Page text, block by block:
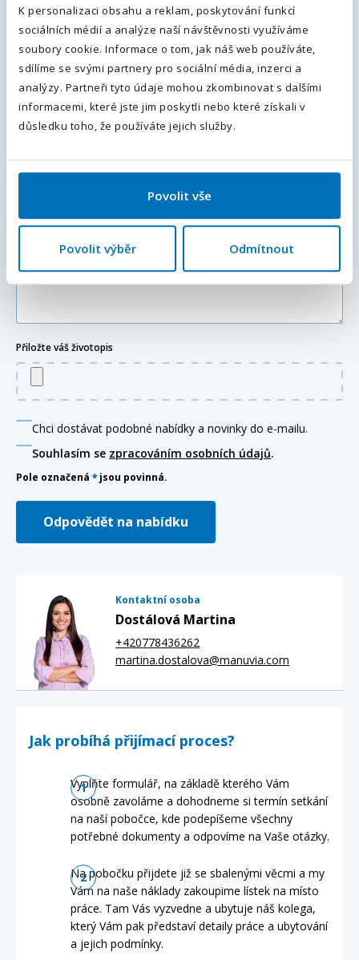
K personalizaci obsahu a reklam, poskytování funkcí
sociálních médií a analýze naší návštěvnosti využíváme
soubory cookie. Informace o tom, jak náš web používáte,
sdílíme se svými partnery pro sociální média, inzerci a
analýzy. Partneři tyto údaje mohou zkombinovat s dalšími
informacemi, které jste jim poskytli nebo které získali v
důsledku toho, že používáte jejich služby.
Povolit vše
Povolit výběr Odmítnout
Váš e-mail
Předvolba
Doplňující informace (poznámka)
Přiložte váš životopis
Chci dostávat podobné nabídky a novinky do e-mailu.
Souhlasím se zpracováním osobních údajů.
Pole označená * jsou povinná.
Odpovědět na nabídku
Kontaktní osoba
Dostálová Martina
+420778436262
martina.dostalova@manuvia.com
Jak probíhá přijímací proces?
Vyplňte formulář, na základě kterého Vám
osobně zavoláme a dohodneme si termín setkání
na naší pobočce, kde podepíšeme všechny
potřebné dokumenty a odpovíme na Vaše otázky.
Na pobočku přijdete již se sbalenými věcmi a my
Vám na naše náklady zakoupime lístek na místo
práce. Tam Vás vyzvedne a ubytuje náš kolega,
který Vám pak představí detaily práce a ubytování
a jejich podmínky.
Váš telefon*
Předvolba
Odesláním souhlasíte sezpracováním osobních údajů.
Odeslat